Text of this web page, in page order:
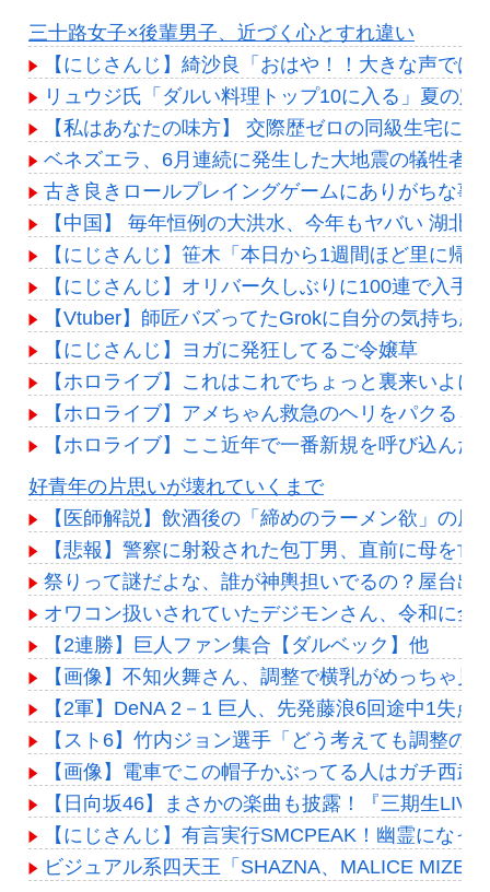
三十路女子×後輩男子、近づく心とすれ違い
【にじさんじ】綺沙良「おはや！！大きな声で
リュウジ氏「ダルい料理トップ10に入る」夏の
【私はあなたの味方】 交際歴ゼロの同級生宅に
ベネズエラ、6月連続に発生した大地震の犠牲者
古き良きロールプレイングゲームにありがちな事
【中国】 毎年恒例の大洪水、今年もヤバい 湖北
【にじさんじ】笹木「本日から1週間ほど里に帰
【にじさんじ】オリバー久しぶりに100連で入手
【Vtuber】師匠バズってたGrokに自分の気持ち
【にじさんじ】ヨガに発狂してるご令嬢草
【ホロライブ】これはこれでちょっと裏来いよに
【ホロライブ】アメちゃん救急のヘリをパクる→
【ホロライブ】ここ近年で一番新規を呼び込んだ
Powered by livedoor 相互RSS
好青年の片思いが壊れていくまで
【医師解説】飲酒後の「締めのラーメン欲」の原
【悲報】警察に射殺された包丁男、直前に母を
祭りって謎だよな、誰が神輿担いでるの？屋台
オワコン扱いされていたデジモンさん、令和に全
【2連勝】巨人ファン集合【ダルベック】他
【画像】不知火舞さん、調整で横乳がめっちゃ
【2軍】DeNA 2－1 巨人、先発藤浪6回途中1失
【スト6】竹内ジョン選手「どう考えても調整の
【画像】電車でこの帽子かぶってる人はガチ西武
【日向坂46】まさかの楽曲も披露！『三期生
【にじさんじ】有言実行SMCPEAK！幽霊になっ
ビジュアル系四天王「SHAZNA、MALICE